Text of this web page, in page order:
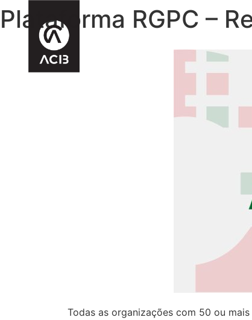
Plataforma RGPC –
Todas as organizações com 50 ou